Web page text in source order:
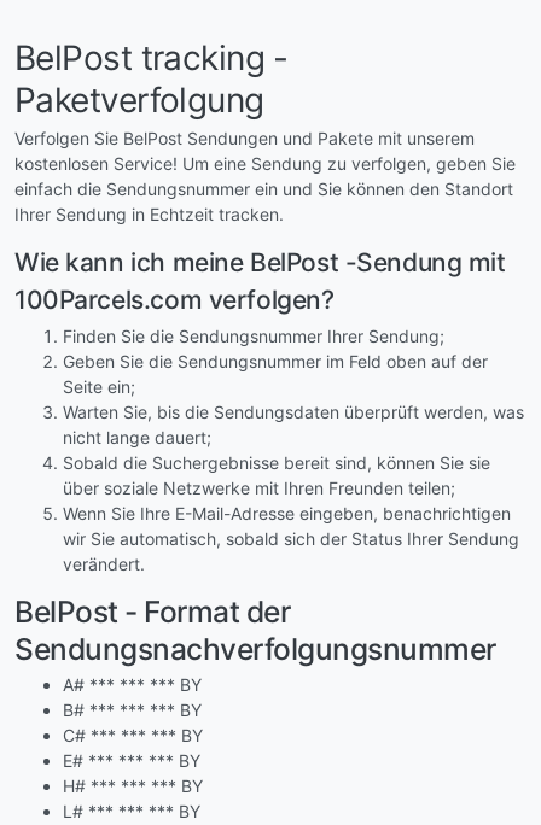
BelPost tracking -
Paketverfolgung
Verfolgen Sie BelPost Sendungen und Pakete mit unserem
kostenlosen Service! Um eine Sendung zu verfolgen, geben Sie
einfach die Sendungsnummer ein und Sie können den Standort
Ihrer Sendung in Echtzeit tracken.
Wie kann ich meine BelPost -Sendung mit
100Parcels.com verfolgen?
Finden Sie die Sendungsnummer Ihrer Sendung;
Geben Sie die Sendungsnummer im Feld oben auf der
Seite ein;
Warten Sie, bis die Sendungsdaten überprüft werden, was
nicht lange dauert;
Sobald die Suchergebnisse bereit sind, können Sie sie
über soziale Netzwerke mit Ihren Freunden teilen;
Wenn Sie Ihre E-Mail-Adresse eingeben, benachrichtigen
wir Sie automatisch, sobald sich der Status Ihrer Sendung
verändert.
BelPost - Format der
Sendungsnachverfolgungsnummer
A# *** *** *** BY
B# *** *** *** BY
C# *** *** *** BY
E# *** *** *** BY
H# *** *** *** BY
L# *** *** *** BY